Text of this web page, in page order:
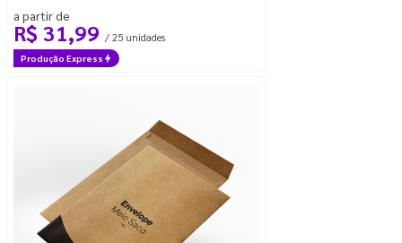
a partir de
R$ 31,99 / 25 unidades
Produção Express